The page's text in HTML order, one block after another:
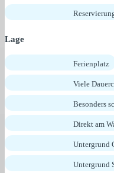
Lage
Ferienplatz
Viele
Besonders
Direkt am
Untergrund
Untergrund